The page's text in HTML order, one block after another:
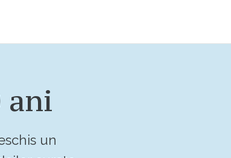
ani
un